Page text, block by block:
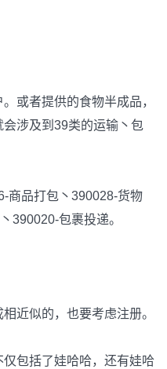
者提供的食物半成品，
涉及到39类的运输丶包
品打包丶390028-货物
390020-包裹投递。
似的，也要考虑注册。
包括了娃哈哈，还有娃哈